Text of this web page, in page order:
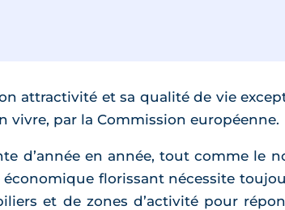
attractivité et sa qualité de vie
vivre, par la Commission européenne.
d’année en année, tout comme le
économique florissant nécessite
et de zones d’activité pour